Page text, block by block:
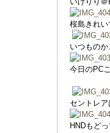
桜島きれい
いつもの
今日のPC
セントレ
HNDもど